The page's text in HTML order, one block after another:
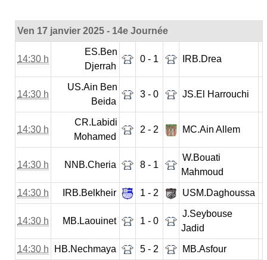
Ven 17 janvier 2025 - 14e Journée
14:30 h
ES.Ben
Djerrah
0 - 1 IRB.Drea
14:30 h
US.Ain Ben
Beida
3 - 0 JS.El Harrouchi
14:30 h
CR.Labidi
Mohamed
2 - 2 MC.Ain Allem
14:30 h NNB.Cheria 8 - 1
W.Bouati
Mahmoud
14:30 h IRB.Belkheir 1 - 2 USM.Daghoussa
14:30 h MB.Laouinet 1 - 0
J.Seybouse
Jadid
14:30 h HB.Nechmaya 5 - 2 MB.Asfour